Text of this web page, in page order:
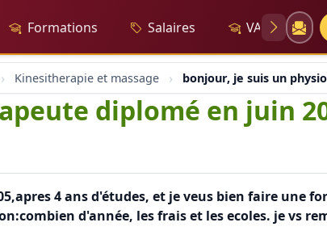
Formations Salaires VAE
Kinesitherapie et massage bonjour, je suis un
diplomé en juin
4 ans d'études, et je veus bien faire une
d'année, les frais et les ecoles. je vs